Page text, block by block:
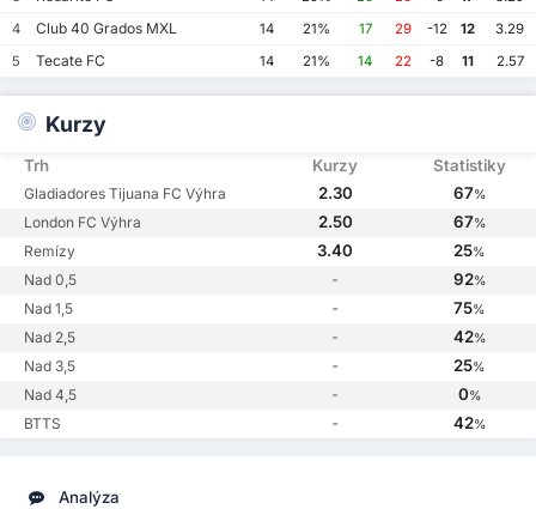
4
Club 40 Grados MXL 14 21% 17 29 -12 12
3.29
5
Tecate FC 14 21% 14 22 -8 11 2.57
Kurzy
Trh Kurzy Statistiky
Gladiadores Tijuana FC Výhra 2.30 67%
London FC Výhra 2.50 67%
Remízy 3.40 25%
Nad 0,5 - 92%
Nad 1,5 - 75%
Nad 2,5 - 42%
Nad 3,5 - 25%
Nad 4,5 - 0%
BTTS - 42%
Analýza